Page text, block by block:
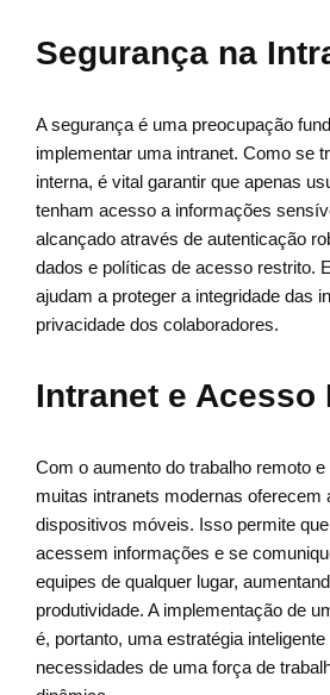
Segurança na
A segurança é uma preocupação
implementar uma intranet. Como se
interna, é vital garantir que apenas
tenham acesso a informações
alcançado através de autenticação
dados e políticas de acesso restrito.
ajudam a proteger a integridade das
privacidade dos colaboradores.
Intranet e Acesso
Com o aumento do trabalho remoto e
muitas intranets modernas oferecem
dispositivos móveis. Isso permite
acessem informações e se
equipes de qualquer lugar,
produtividade. A implementação de
é, portanto, uma estratégia
necessidades de uma força de